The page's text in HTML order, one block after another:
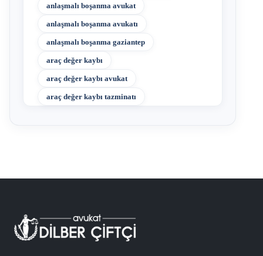
anlaşmalı boşanma avukat
anlaşmalı boşanma avukatı
anlaşmalı boşanma gaziantep
araç değer kaybı
araç değer kaybı avukat
araç değer kaybı tazminatı